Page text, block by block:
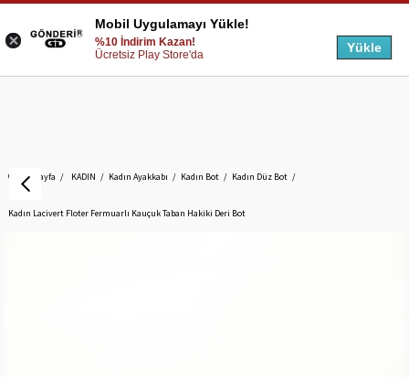
Anasayfa KADIN Kadın Ayakkabı Kadın Bot Kadın Düz Bot
Kadın Lacivert Floter Fermuarlı Kauçuk Taban Hakiki Deri Bot
Mobil Uygulamayı Yükle!
%10 İndirim Kazan!
Ücretsiz Play Store'da
Yükle